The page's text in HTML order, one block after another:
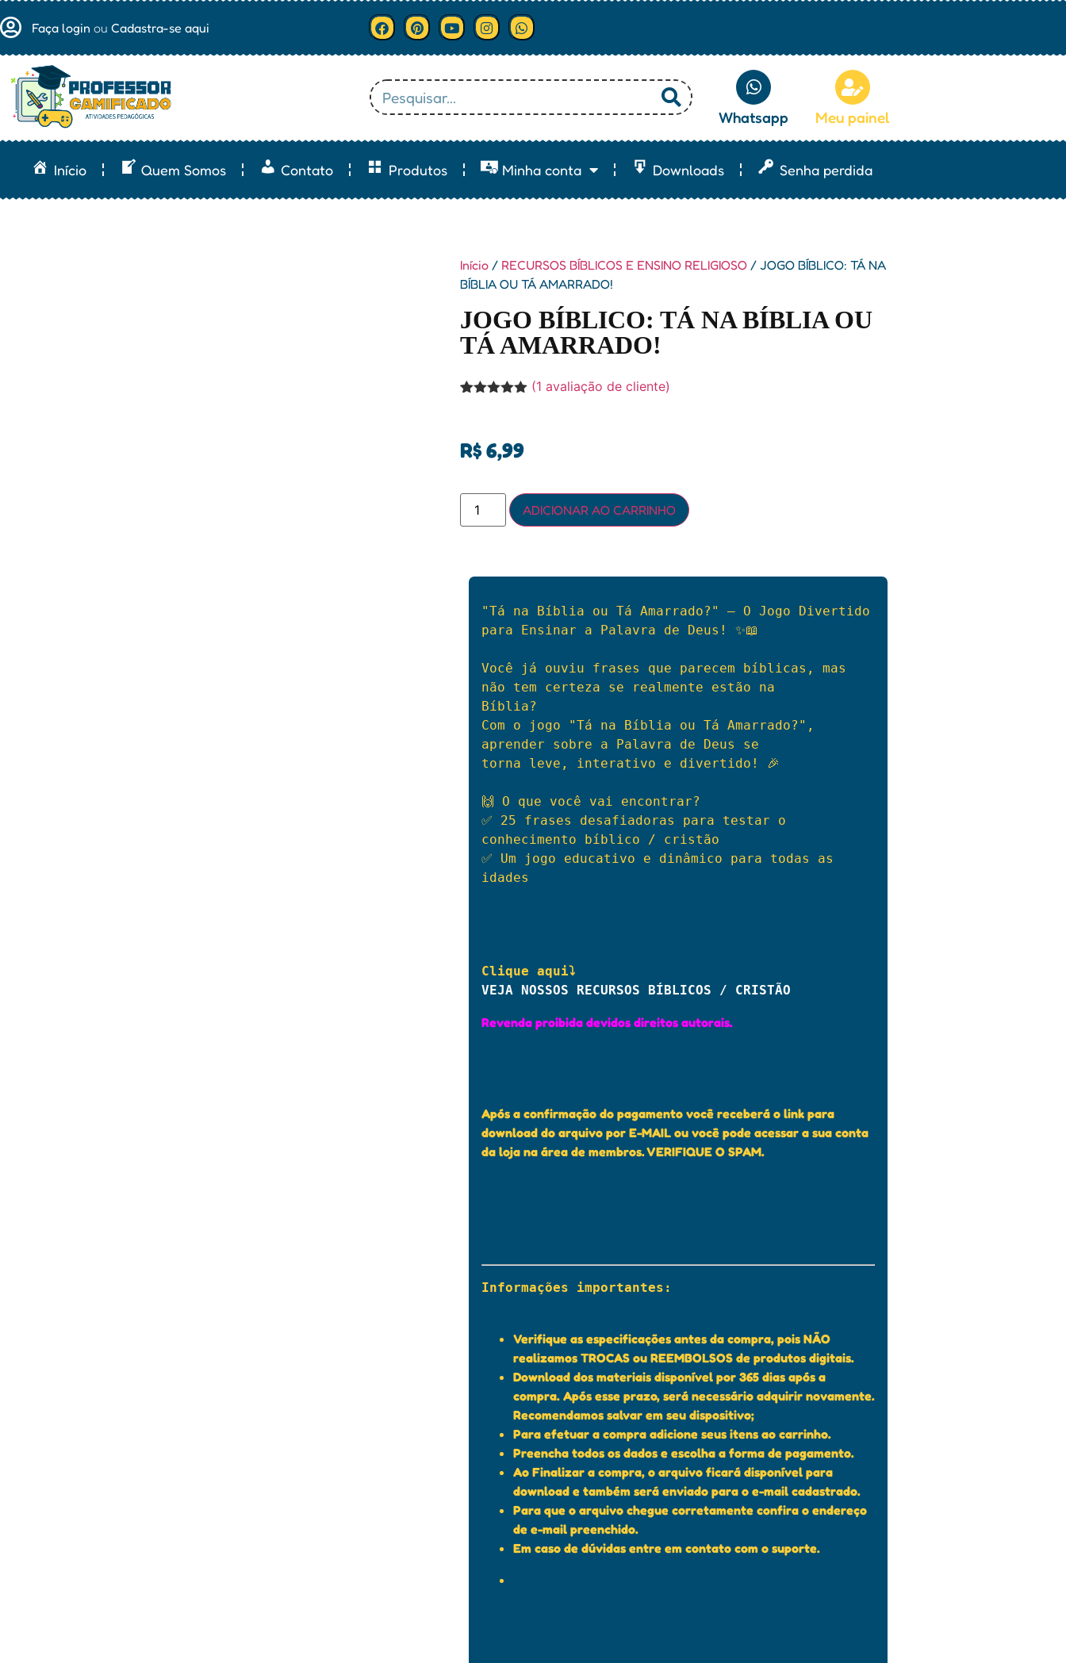
Faça login ou Cadastra-se aqui
Whatsapp Meu painel
Início Quem Somos Contato Produtos Minha conta Downloads Senha perdida
Início / RECURSOS BÍBLICOS E ENSINO RELIGIOSO / JOGO BÍBLICO: TÁ NA
BÍBLIA OU TÁ AMARRADO!
JOGO BÍBLICO: TÁ NA BÍBLIA OU
TÁ AMARRADO!
baseado
emavaliação
(1 avaliação de cliente)
R$6,99
ADICIONAR AO CARRINHO
"Tá na Bíblia ou Tá Amarrado?" – O Jogo Divertido
para Ensinar a Palavra de Deus! ✨📖
Você já ouviu frases que parecem bíblicas, mas
não tem certeza se realmente estão na
Bíblia?
Com o jogo "Tá na Bíblia ou Tá Amarrado?",
aprender sobre a Palavra de Deus se
torna leve, interativo e divertido! 🎉
🙌 O que você vai encontrar?
✅ 25 frases desafiadoras para testar o
conhecimento bíblico / cristão
✅ Um jogo educativo e dinâmico para todas as
idades
VEJA NOSSOS RECURSOS BÍBLICOS / CRISTÃO
Revenda proibida devidos direitos autorais.
Após a confirmação do pagamento você receberá o link para
download do arquivo por E-MAIL ou você pode acessar a sua conta
da loja na área de membros. VERIFIQUE O SPAM.
Informações importantes:
Verifique as especificações antes da compra, pois NÃO
realizamos TROCAS ou REEMBOLSOS de produtos digitais.
Download dos materiais disponível por 365 dias após a
compra. Após esse prazo, será necessário adquirir novamente.
Recomendamos salvar em seu dispositivo;
Para efetuar a compra adicione seus itens ao carrinho.
Preencha todos os dados e escolha a forma de pagamento.
Ao Finalizar a compra, o arquivo ficará disponível para
download e também será enviado para o e-mail cadastrado.
Para que o arquivo chegue corretamente confira o endereço
de e-mail preenchido.
Em caso de dúvidas entre em contato com o suporte.